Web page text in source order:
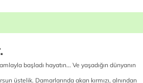
başladı hayatın... Ve yaşadığın dünyanın
üstelik. Damarlarında akan kırmızı, alnından